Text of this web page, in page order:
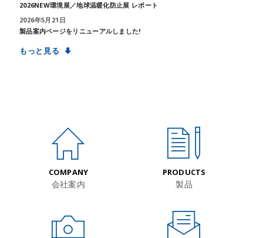
2026NEW環境展／地球温暖化防止展 レポート
2026年5月21日
製品案内ページをリニューアルしました!
もっと見る
COMPANY
会社案内
PRODUCTS
製品